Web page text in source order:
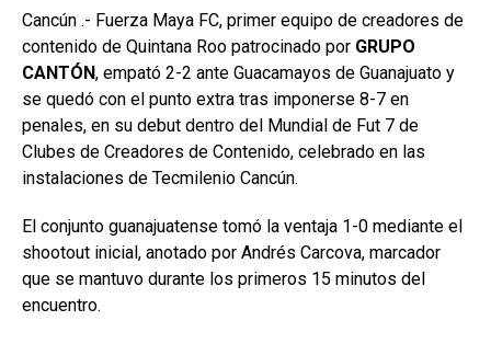
Cancún .- Fuerza Maya FC, primer equipo de creadores de
contenido de Quintana Roo patrocinado por GRUPO
CANTÓN, empató 2-2 ante Guacamayos de Guanajuato y
se quedó con el punto extra tras imponerse 8-7 en
penales, en su debut dentro del Mundial de Fut 7 de
Clubes de Creadores de Contenido, celebrado en las
instalaciones de Tecmilenio Cancún.
El conjunto guanajuatense tomó la ventaja 1-0 mediante el
shootout inicial, anotado por Andrés Carcova, marcador
que se mantuvo durante los primeros 15 minutos del
encuentro.